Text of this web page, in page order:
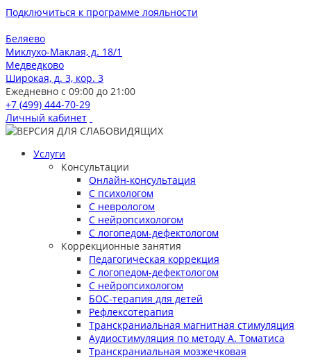
Подключиться к программе лояльности
Беляево
Миклухо-Маклая, д. 18/1
Медведково
Широкая, д. 3, кор. 3
Ежедневно с 09:00 до 21:00
+7 (499) 444-70-29
Личный кабинет
Услуги
Консультации
Онлайн-консультация
С психологом
С неврологом
С нейропсихологом
С логопедом-дефектологом
Коррекционные занятия
Педагогическая коррекция
С логопедом-дефектологом
С нейропсихологом
БОС-терапия для детей
Рефлексотерапия
Транскраниальная магнитная стимуляция
Аудиостимуляция по методу А. Томатиса
Транскраниальная мозжечковая